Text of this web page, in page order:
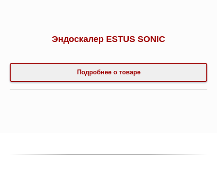
Эндоскалер ESTUS SONIC
Подробнее о товаре